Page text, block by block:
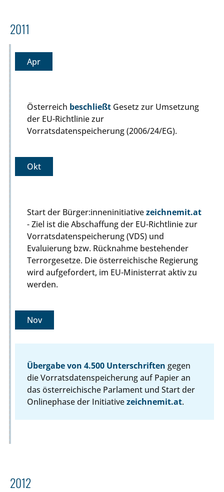
2011
Apr
Österreich beschließt Gesetz zur Umsetzung
der EU-Richtlinie zur
Vorratsdatenspeicherung (2006/24/EG).
Okt
Start der Bürger:inneninitiativezeichnemit.at
- Ziel ist die Abschaffung der EU-Richtlinie zur
Vorratsdatenspeicherung (VDS) und
Evaluierung bzw. Rücknahme bestehender
Terrorgesetze. Die österreichische Regierung
wird aufgefordert, im EU-Ministerrat aktiv zu
werden.
Nov
Übergabe von 4.500 Unterschriften gegen
die Vorratsdatenspeicherung auf Papier an
das österreichische Parlament und Start der
Onlinephase der Initiativezeichnemit.at.
2012